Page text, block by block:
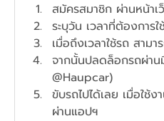
สมัครสมาชิก ผ่านหน้าเ
ระบุวัน เวลาที่ต้องการ
เมื่อถึงเวลาใช้รถ สาม
จากนั้นปลดล็อกรถผ่า
@Haupcar)
ขับรถไปได้เลย เมื่อใช้
ผ่านแอปฯ